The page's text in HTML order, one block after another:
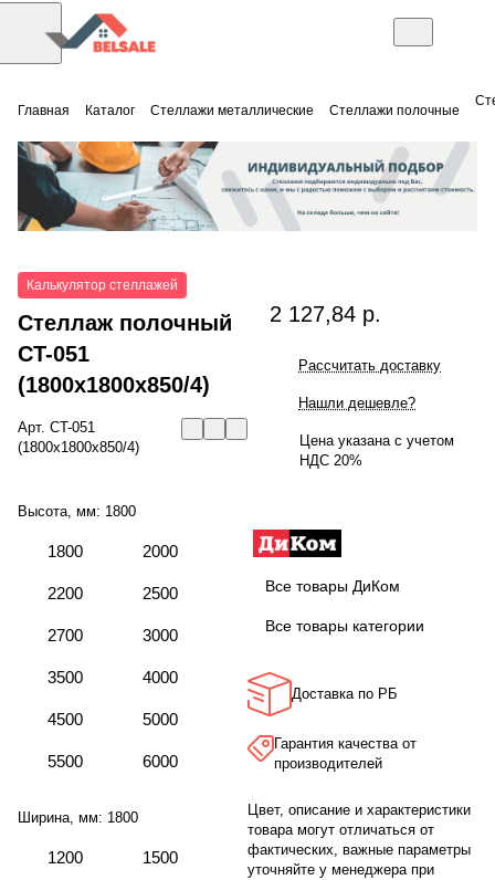
Главная Каталог Стеллажи металлические Стеллажи полочные
Калькулятор стеллажей
Стеллаж полочный
СT-051
(1800x1800x850/4)
Арт. СT-051
(1800x1800x850/4)
Высота, мм: 1800
1800 2000
2200 2500
2700 3000
3500 4000
4500 5000
5500 6000
Ширина, мм: 1800
1200 1500
2 127,84 р.
Рассчитать доставку
Нашли дешевле?
Цена указана с учетом
НДС 20%
Все товары ДиКом
Все товары категории
Доставка по РБ
Гарантия качества от
производителей
Цвет, описание и характеристики
товара могут отличаться от
фактических, важные параметры
уточняйте у менеджера при